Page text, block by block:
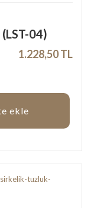
04)
1.228,50 TL
ekle